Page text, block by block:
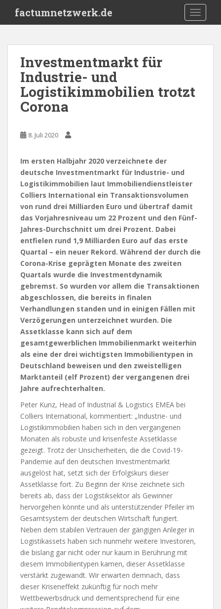
i
factumnetzwerk.de
Investmentmarkt für
Industrie- und
Logistikimmobilien trotzt
Corona
8. Juli 2020
Im ersten Halbjahr 2020 verzeichnete der
deutsche Investmentmarkt für Industrie- und
Logistikimmobilien laut Immobiliendienstleister
Colliers International ein Transaktionsvolumen
von rund drei Milliarden Euro und übertraf damit
das Vorjahresniveau um 22 Prozent und den Fünf-
Jahres-Durchschnitt um drei Prozent. Dabei
entfielen rund 1,9 Milliarden Euro auf das erste
Quartal – ein neuer Rekord. Während der durch die
Corona-Krise geprägten Monate des zweiten
Quartals wurde die Investmentdynamik
gebremst. So wurden vor allem die Transaktionen
abgeschlossen, die bereits in finalen
Verhandlungen standen und in einigen Fällen mit
Verzögerungen unterzeichnet wurden. Die
Assetklasse kann sich auf dem
gesamtgewerblichen Immobilienmarkt weiterhin
als eine der drei wichtigsten Immobilientypen in
Deutschland beweisen und den zweistelligen
Marktanteil (elf Prozent) der vergangenen drei
Jahre aufrechterhalten.
Peter Kunz, Head of Industrial & Logistics EMEA bei
Colliers International, kommentiert: „Industrie- und
Logistikimmobilien haben sich in den vergangenen
Monaten als robuste und krisenfeste Assetklasse
gezeigt. Trotz der Unsicherheiten, die die Covid-19-
Pandemie auf den deutschen Investmentmarkt
ausgelöst hat, setzt sich der Erfolgskurs dieser
Assetklasse fort. Zu Beginn der Krise zeichnete sich
bereits ab, dass der Logistiksektor als Gewinner
hervorgehen könnte und als unterstützender Pfeiler im
Gesamtsystem der deutschen Wirtschaft fungiert.
Neben dem stabilen Vertrauen der gängigen Anleger in
Logistikassets haben sich nunmehr weitere Investoren,
die bislang gar nicht oder nur kaum in Berührung mit
diesem Immobilientypen kamen, dieser Assetklasse
verstärkt zugewandt. Wir erwarten demnach, dass
dieser Kriseneffekt zukünftig für noch mehr
Wettbewerbsdruck und dementsprechend für eine